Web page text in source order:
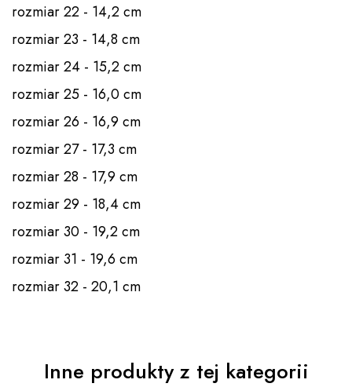
rozmiar 22 - 14,2 cm
rozmiar 23 - 14,8 cm
rozmiar 24 - 15,2 cm
rozmiar 25 - 16,0 cm
rozmiar 26 - 16,9 cm
rozmiar 27 - 17,3 cm
rozmiar 28 - 17,9 cm
rozmiar 29 - 18,4 cm
rozmiar 30 - 19,2 cm
rozmiar 31 - 19,6 cm
rozmiar 32 - 20,1 cm
Inne produkty z tej kategorii